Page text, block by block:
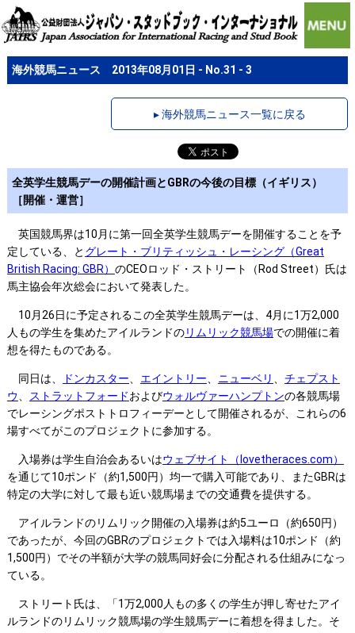
海外競馬ニュース 2013年08月01日 - No.31 - 3
▸ 海外競馬ニュース一覧に戻る
全英学生競馬デーの開催計画とGBRの今後の目標（イギリス）
［開催・運営］
英国競馬界は10月に第一回全英学生競馬デーを開催することを予
定している、と グレート・ブリティッシュ・レーシング（Great
British Racing: GBR） のCEOロッド・ストリート（Rod Street）氏は
馬主協会年次総会において発表した。
10月26日に予定されるこの全英学生競馬デーは、4月に1万2,000
人もの学生を集めたアイルランドのリムリック競馬場での開催に着
想を得たものである。
同日は、 ドンカスター、 エイントリー、 ニューベリ 、 チェプスト
ウ、 ストラットフォードおよびウォルヴァーハンプトンの各競馬場
でレーシングポストトロフィーデーとして開催されるが、これらの6
場すべてがこのプロジェクトに参加する。
入場券は学生自治会あるいはウェブサイト（lovetheraces.com）
を通じて10ポンド（約1,500円）均一で購入可能であり、またGBRは
特定の大学に対して最も近い競馬場までの交通費を提供する。
アイルランドのリムリック開催の入場券は約5ユーロ（約650円）
であったが、今回のGBRのプロジェクトでは入場料は10ポンド（約
1,500円）でその半額が大学の競馬同好会に分配される仕組みになっ
ている。
ストリート氏は、「1万2,000人もの多くの学生が押し寄せたアイ
ルランドのリムリック競馬場の学生競馬デーに着想を得ました。そ